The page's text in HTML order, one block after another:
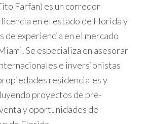
decidió invertir en un centro
Su inversión inicial fue de
de dos años, el proyecto no
requisito de emplear a diez personas,
a revitalizar una zona económica
Este caso destaca cómo la
al inversionista, sino también a
Farfan) es un corredor
en el estado de Florida y
de experiencia en el mercado
Se especializa en asesorar
e inversionistas
residenciales y
proyectos de pre-
y oportunidades de